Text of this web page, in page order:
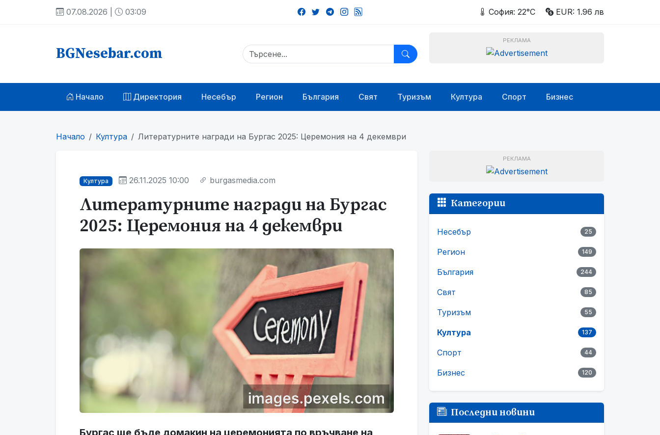
07.08.2026 | 03:09 София: 22°C EUR: 1.96 лв
BGNesebar.com
РЕКЛАМА
Начало Директория Несебър Регион България Свят Туризъм Култура Спорт Бизнес
Начало Култура Литературните награди на Бургас 2025: Церемония на 4 декември
Култура 26.11.2025 10:00 burgasmedia.com
Литературните награди на Бургас
2025: Церемония на 4 декември
Бургас ще бъде домакин на церемонията по връчване на
РЕКЛАМА
Категории
Несебър 25
Регион 149
България 244
Свят 85
Туризъм 55
Култура 137
Спорт 44
Бизнес 120
Последни новини